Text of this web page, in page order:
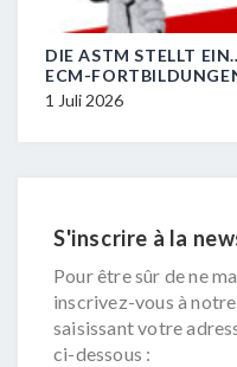
DIE ASTM STELLT
ECM-
1 Juli 2026
S'inscrire à la
Pour être sûr de ne
inscrivez-vous à
saisissant votre
ci-dessous :